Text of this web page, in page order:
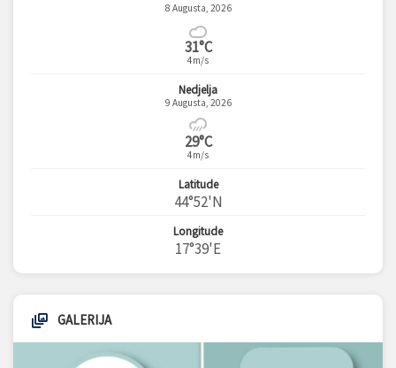
8 Augusta, 2026
31°C
4m/s
Nedjelja
9 Augusta, 2026
29°C
4m/s
Latitude
44°52'N
Longitude
17°39'E
GALERIJA